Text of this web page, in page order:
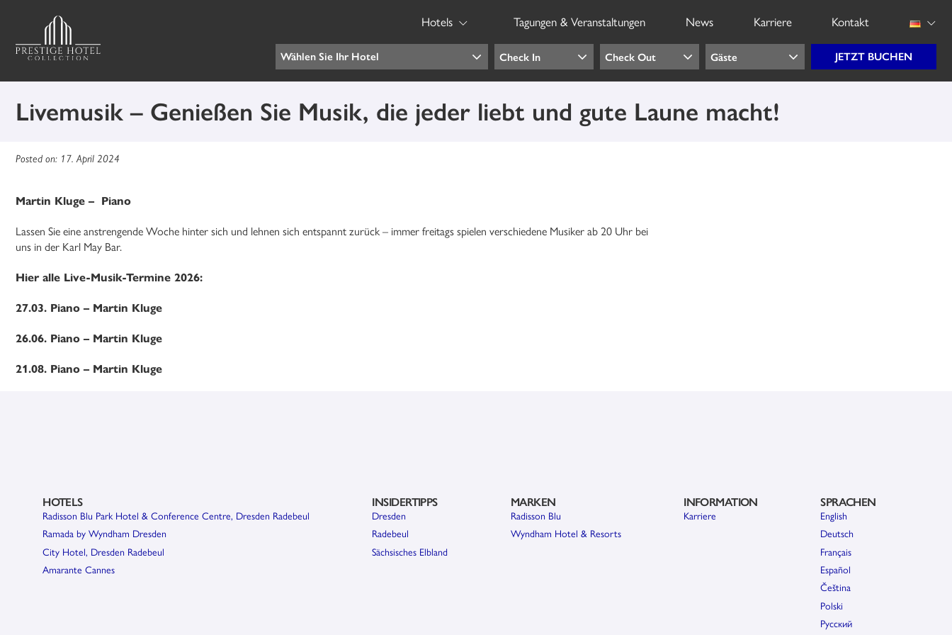
Hotels Tagungen & Veranstaltungen News Karriere Kontakt
Livemusik – Genießen Sie Musik, die jeder liebt und gute Laune macht!
Posted on: 17. April 2024
Martin Kluge – Piano
Lassen Sie eine anstrengende Woche hinter sich und lehnen sich entspannt zurück – immer freitags spielen verschiedene Musiker ab 20 Uhr bei
uns in der Karl May Bar.
Hier alle Live-Musik-Termine 2026:
27.03. Piano – Martin Kluge
26.06. Piano – Martin Kluge
21.08. Piano – Martin Kluge
HOTELS
Radisson Blu Park Hotel & Conference Centre, Dresden Radebeul
Ramada by Wyndham Dresden
City Hotel, Dresden Radebeul
Amarante Cannes
INSIDERTIPPS
Dresden
Radebeul
Sächsisches Elbland
MARKEN
Radisson Blu
Wyndham Hotel & Resorts
INFORMATION
Karriere
SPRACHEN
English
Deutsch
Français
Español
Čeština
Polski
Pусский